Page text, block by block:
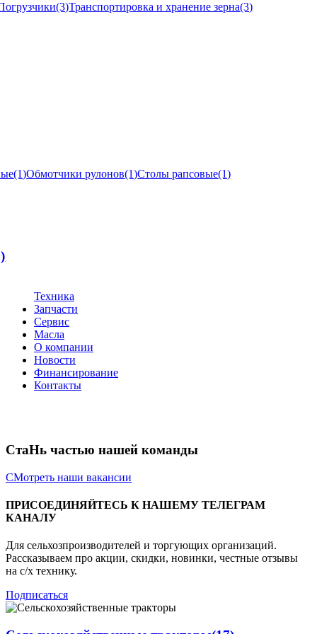
(3)Транспортировка и хранение зерна(3)
(1)Обмотчики рулонов(1)Столы рапсовые(1)
Техника
Запчасти
Сервис
Масла
О компании
Новости
Финансирование
Контакты
СтаНь частью нашей команды
СМотреть наши вакансии
ПРИСОЕДИНЯЙТЕСЬ К НАШЕМУ ТЕЛЕГРАМ
КАНАЛУ
Для сельхозпроизводителей и торгующих организаций.
Рассказываем про акции, скидки, новинки, честные отзывы
на с/х технику.
Подписаться